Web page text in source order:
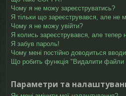
д
ос
ту
п
Чому я не можу зареєструватись?
Я тільки що зареєструвався, але не
Чому я не можу увійти?
Я колись зареєструвався, але тепер
Я забув пароль!
Чому мені постійно доводиться
Що робить функція "Видалити
Параметри та